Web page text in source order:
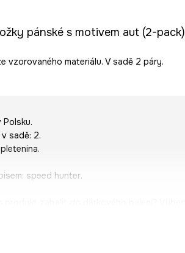
pánské s motivem aut (2-pack)
vzorovaného materiálu. V sadě 2 páry.
sadě: 2.
speed hunter.